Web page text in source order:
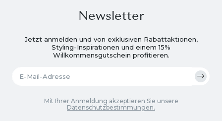
Newsletter
Jetzt anmelden und von exklusiven Rabattaktionen,
Styling-Inspirationen und einem 15%
Willkommensgutschein profitieren.
Mit Ihrer Anmeldung akzeptieren Sie unsere
Datenschutzbestimmungen.